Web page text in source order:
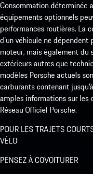
Consommation déterminée
équipements optionnels
performances routières. La
d’un véhicule ne
moteur, mais également
extérieurs autres que
modèles Porsche actuels
carburants contenant
amples informations sur
Réseau Officiel Porsche.
POUR LES TRAJETS
VÉLO
PENSEZ À COVOITURER